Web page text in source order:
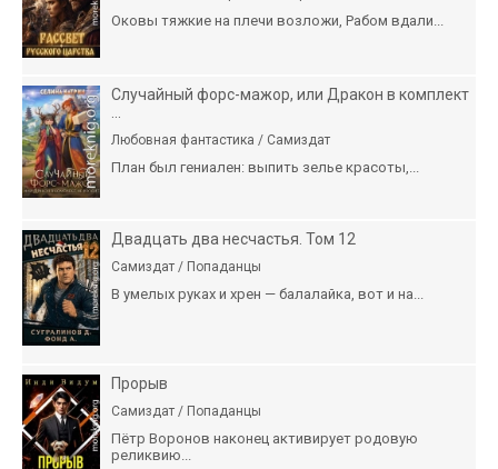
Оковы тяжкие на плечи возложи, Рабом вдали...
Случайный форс-мажор, или Дракон в комплект
Любовная фантастика / Самиздат
План был гениален: выпить зелье красоты,...
Двадцать два несчастья. Том 12
Самиздат / Попаданцы
В умелых руках и хрен — балалайка, вот и на...
Прорыв
Самиздат / Попаданцы
Пётр Воронов наконец активирует родовую
реликвию...